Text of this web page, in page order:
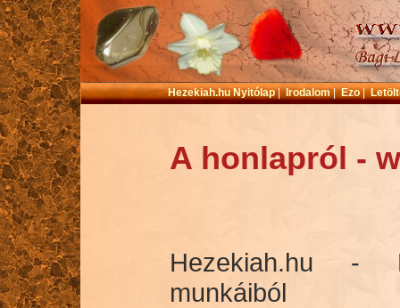
Hezekiah.hu Nyitólap|Irodalom|Ezo|
A honlapról -
Hezekiah.hu -
munkáiból